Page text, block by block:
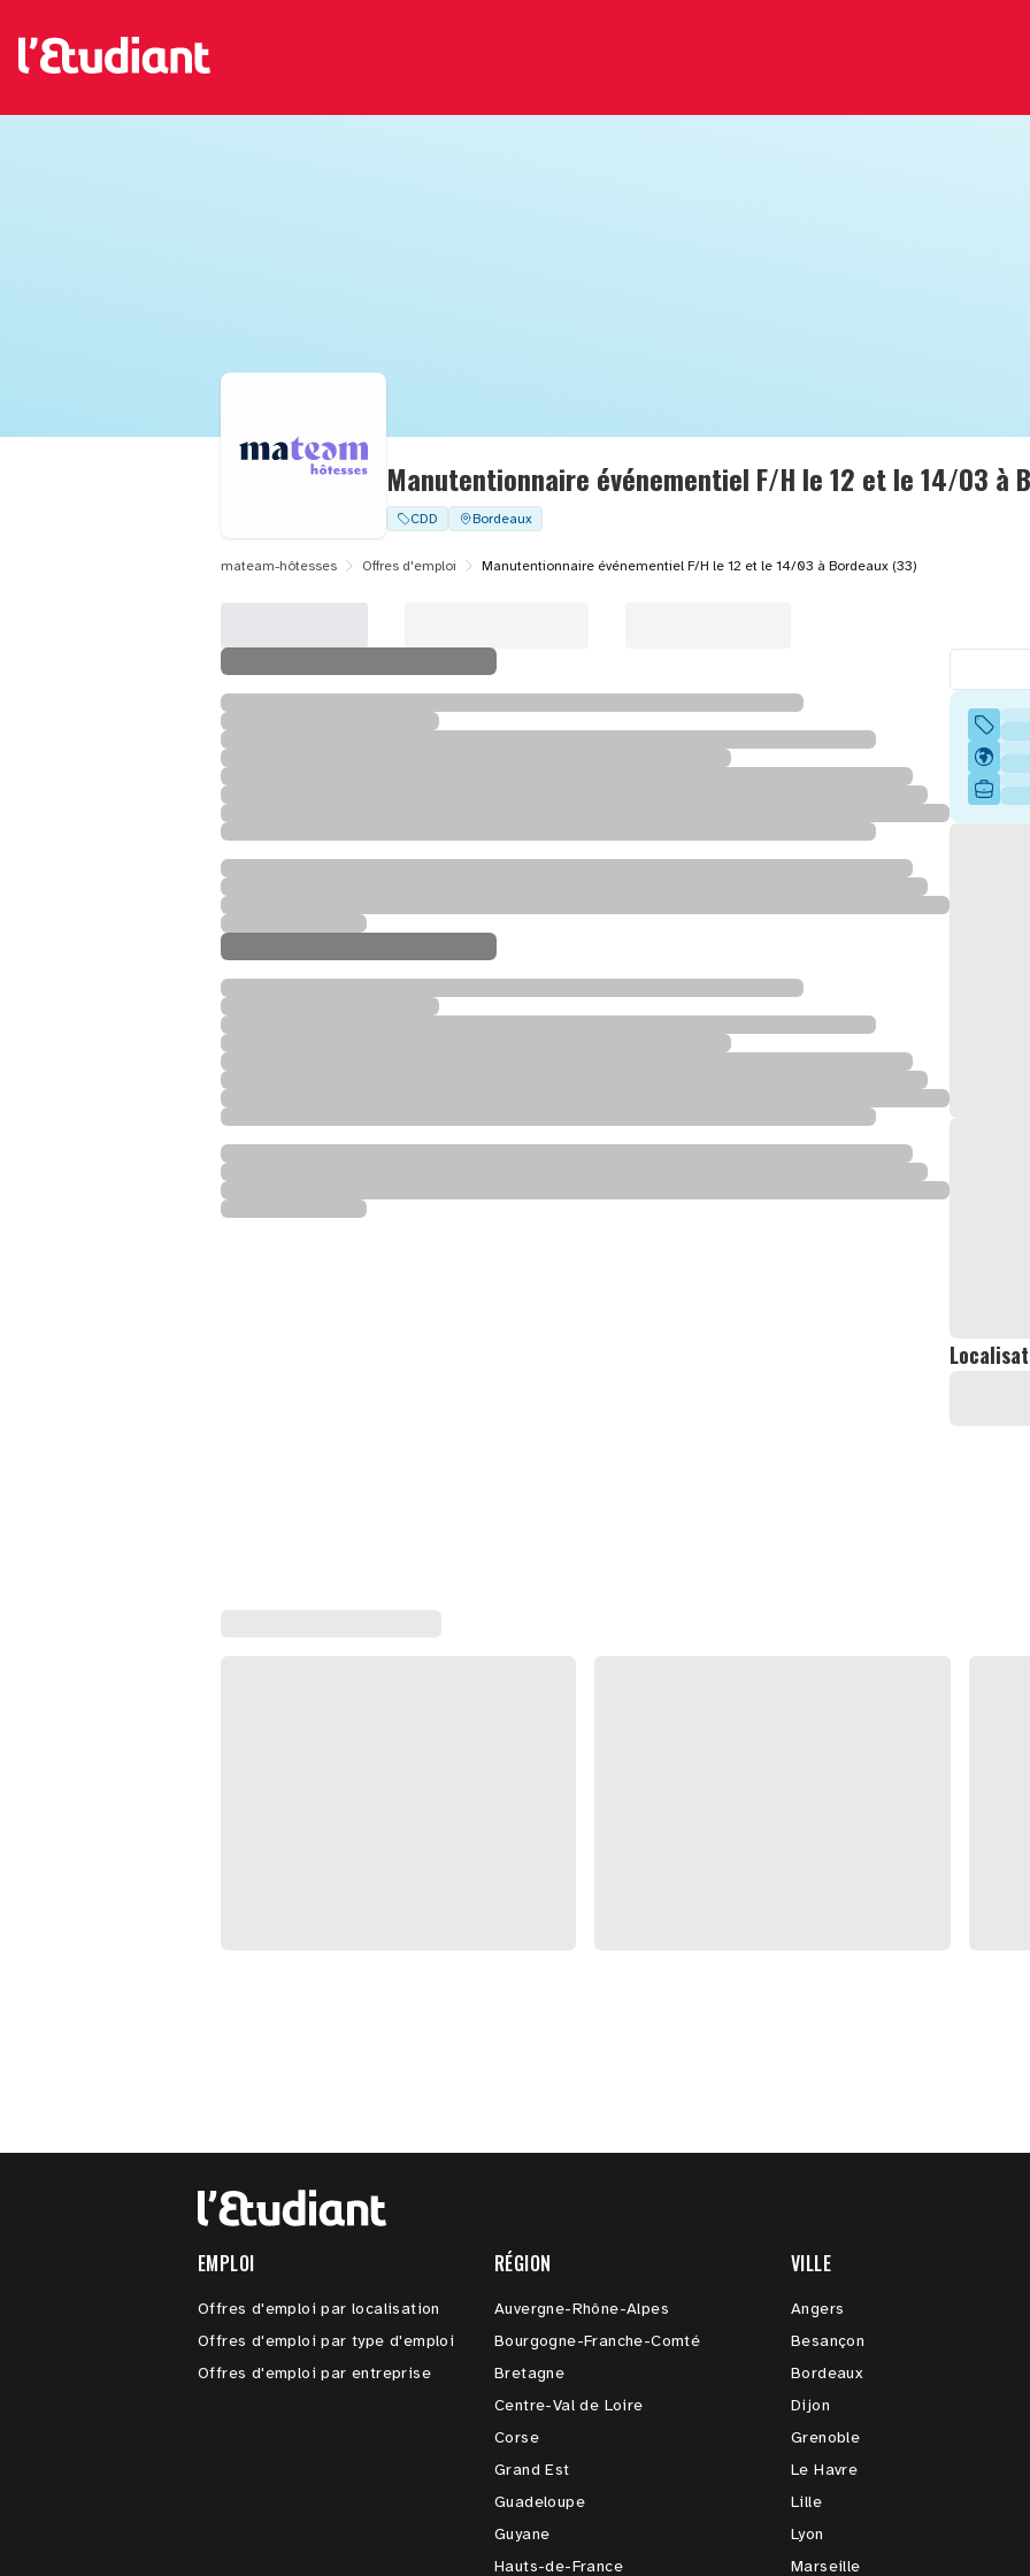
Manutentionnaire événementiel F/H le 12 et le 14/03 à
CDD Bordeaux
mateam-hôtesses Offres d'emploi Manutentionnaire événementiel F/H le 12 et le 14/03 à Bordeaux (33)
EMPLOI
Offres d'emploi par localisation
Offres d'emploi par type d'emploi
Offres d'emploi par entreprise
RÉGION
Auvergne-Rhône-Alpes
Bourgogne-Franche-Comté
Bretagne
Centre-Val de Loire
Corse
Grand Est
Guadeloupe
Guyane
Hauts-de-France
VILLE
Angers
Besançon
Bordeaux
Dijon
Grenoble
Le Havre
Lille
Lyon
Marseille